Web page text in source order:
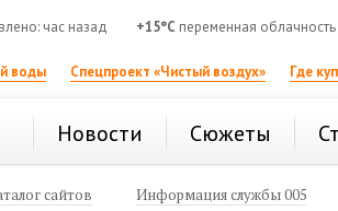
час назад +15°C переменная облачность
воды Спецпроект «Чистый воздух» Где
Новости Сюжеты
сайтов Информация службы 005